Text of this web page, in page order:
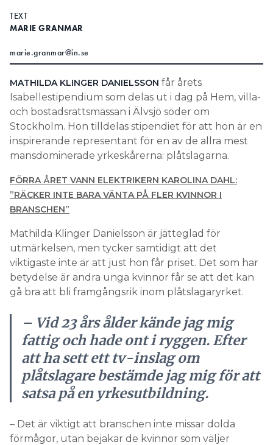
TEXT
MARIE GRANMAR
marie.granmar@in.se
MATHILDA KLINGER DANIELSSON får årets
Isabellestipendium som delas ut i dag på Hem, villa-
och bostadsrättsmässan i Älvsjö söder om
Stockholm. Hon tilldelas stipendiet för att hon är en
inspirerande representant för en av de allra mest
mansdominerade yrkeskårerna: plåtslagarna.
FÖRRA ÅRET VANN ELEKTRIKERN KAROLINA DAHL:
”RÄCKER INTE BARA VÄNTA PÅ FLER KVINNOR I
BRANSCHEN”
Mathilda Klinger Danielsson är jätteglad för
utmärkelsen, men tycker samtidigt att det
viktigaste inte är att just hon får priset. Det som har
betydelse är andra unga kvinnor får se att det kan
gå bra att bli framgångsrik inom plåtslagaryrket.
– Vid 23 års ålder kände jag mig
fattig och hade ont i ryggen. Efter
att ha sett ett tv-inslag om
plåtslagare bestämde jag mig för att
satsa på en yrkesutbildning.
– Det är viktigt att branschen inte missar dolda
förmågor, utan bejakar de kvinnor som väljer